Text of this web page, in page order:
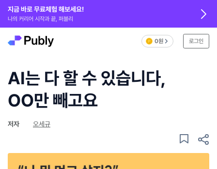
지금 바로 무료체험 해보세요!
나의 커리어 시작과 끝, 퍼블리
0원 로그인
AI는 다 할 수 있습니다,
OO만 빼고요
저자 오세규